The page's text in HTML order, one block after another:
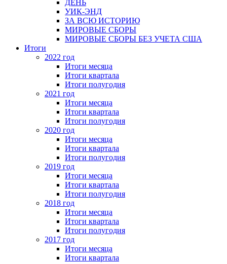
ДЕНЬ
УИК-ЭНД
ЗА ВСЮ ИСТОРИЮ
МИРОВЫЕ СБОРЫ
МИРОВЫЕ СБОРЫ БЕЗ УЧЕТА США
Итоги
2022 год
Итоги месяца
Итоги квартала
Итоги полугодия
2021 год
Итоги месяца
Итоги квартала
Итоги полугодия
2020 год
Итоги месяца
Итоги квартала
Итоги полугодия
2019 год
Итоги месяца
Итоги квартала
Итоги полугодия
2018 год
Итоги месяца
Итоги квартала
Итоги полугодия
2017 год
Итоги месяца
Итоги квартала